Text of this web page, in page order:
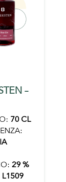
–
70 CL
29 %
L1509